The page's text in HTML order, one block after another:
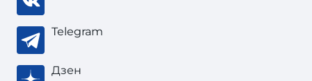
Telegram
Дзен